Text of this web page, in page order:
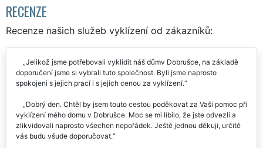
RECENZE
Recenze našich služeb vyklízení od zákazníků:
Jelikož jsme potřebovali vyklidit náš důmv Dobrušce, na základě
doporučení jsme si vybrali tuto společnost. Byli jsme naprosto
spokojeni s jejich prací i s jejich cenou za vyklízení.
Dobrý den. Chtěl by jsem touto cestou poděkovat za Vaši pomoc při
vyklízení mého domu v Dobrušce. Moc se mi líbilo, že jste odvezli a
zlikvidovali naprosto všechen nepořádek. Ještě jednou děkuji, určitě
vás budu všude doporučovat.